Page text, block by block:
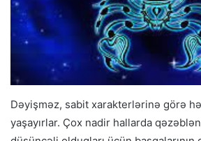
Dəyişməz, sabit xarakterlərinə görə
yaşayırlar. Çox nadir hallarda